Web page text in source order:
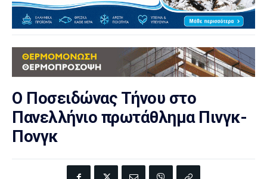
Ο Ποσειδώνας Τήνου στο
Πανελλήνιο πρωτάθλημα Πινγκ-
Πονγκ